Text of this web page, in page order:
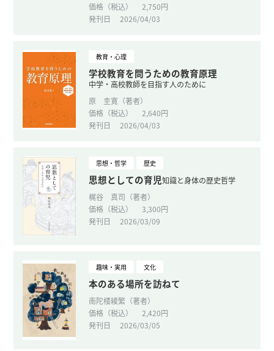
価格（税込）
2,750円
発刊日
2026/04/03
教育・心理
学校教育を問うための教育原理
中学・高校教師を目指す人のために
原 圭寛（著者）
価格（税込）
2,640円
発刊日
2026/04/03
思想・哲学 歴史
思想としての育児知識と身体の歴史哲学
梶谷 真司（著者）
価格（税込）
3,300円
発刊日
2026/03/09
趣味・実用 文化
本のある場所を訪ねて
南陀楼綾繁（著者）
価格（税込）
2,420円
発刊日
2026/03/05